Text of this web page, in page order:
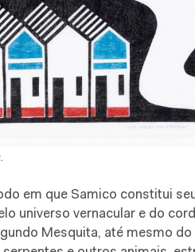
em que Samico constitui
universo vernacular e do
Mesquita, até mesmo